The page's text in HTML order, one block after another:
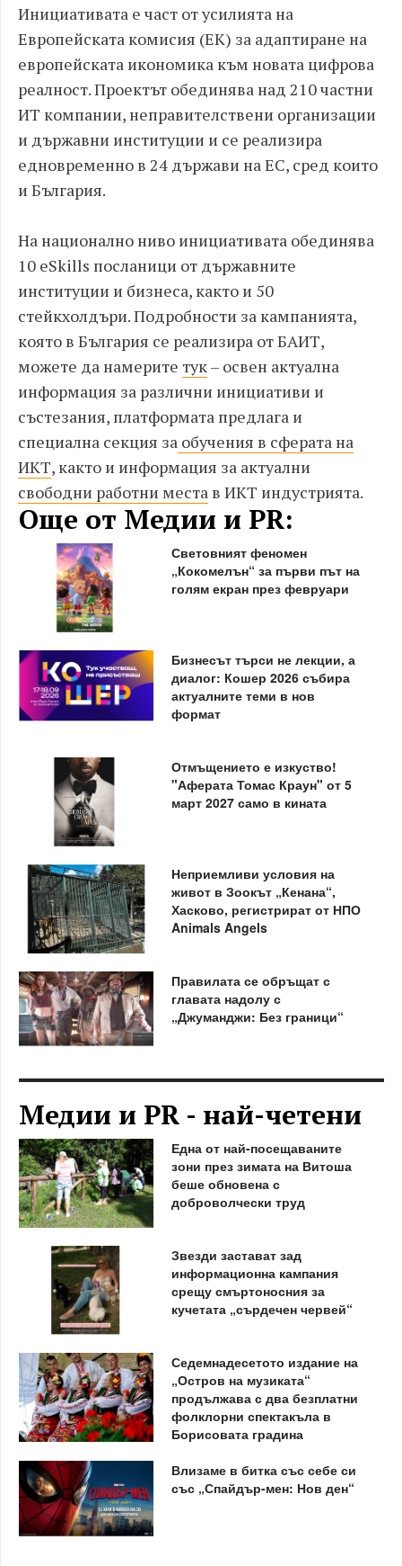
Инициативата е част от усилията на
Европейската комисия (ЕК) за адаптиране на
европейската икономика към новата цифрова
реалност. Проектът обединява над 210 частни
ИТ компании, неправителствени организации
и държавни институции и се реализира
едновременно в 24 държави на ЕС, сред които
и България.
На национално ниво инициативата обединява
10 eSkills посланици от държавните
институции и бизнеса, както и 50
стейкхолдъри. Подробности за кампанията,
която в България се реализира от БАИТ,
можете да намерите тук– освен актуална
информация за различни инициативи и
състезания, платформата предлага и
специална секция за обучения в сферата на
ИКТ, както и информация за актуални
свободни работни места в ИКТ индустрията.
Още от Медии и PR:
Световният феномен
„Кокомелън“ за първи път на
голям екран през февруари
Бизнесът търси не лекции, а
диалог: Кошер 2026 събира
актуалните теми в нов
формат
Отмъщението е изкуство!
"Аферата Томас Краун" от 5
март 2027 само в кината
Неприемливи условия на
живот в Зоокът „Кенана“,
Хасково, регистрират от НПО
Animals Angels
Правилата се обръщат с
главата надолу с
„Джуманджи: Без граници“
Медии и PR - най-четени
Една от най-посещаваните
зони през зимата на Витоша
беше обновена с
доброволчески труд
Звезди застават зад
информационна кампания
срещу смъртоносния за
кучетата „сърдечен червей“
Седемнадесетото издание на
„Остров на музиката“
продължава с два безплатни
фолклорни спектакъла в
Борисовата градина
Влизаме в битка със себе си
със „Спайдър-мен: Нов ден“